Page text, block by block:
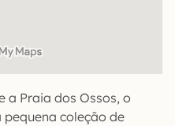
a Praia dos Ossos, o
coleção de